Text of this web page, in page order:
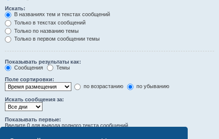
Искать:
В названиях тем и текстах сообщений
Только в текстах сообщений
Только по названию темы
Только в первом сообщении темы
Показывать результаты как:
Сообщения
Темы
Поле сортировки:
по возрастанию
по убыванию
Искать сообщения за:
Показывать первые:
Введите 0 для вывода полного текста сообщений.